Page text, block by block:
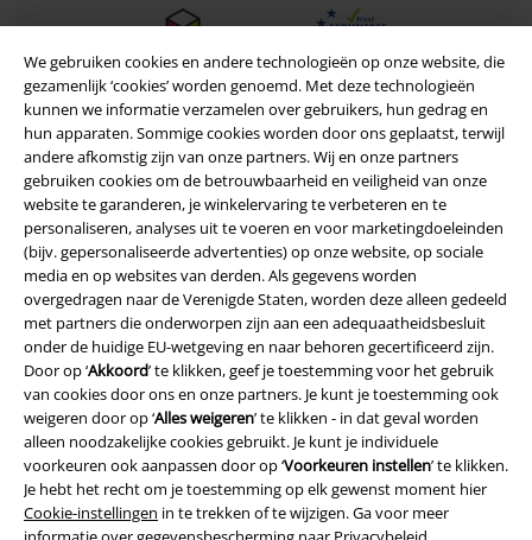
We gebruiken cookies en andere technologieën op onze website, die
gezamenlijk ‘cookies’ worden genoemd. Met deze technologieën
kunnen we informatie verzamelen over gebruikers, hun gedrag en
hun apparaten. Sommige cookies worden door ons geplaatst, terwijl
andere afkomstig zijn van onze partners. Wij en onze partners
gebruiken cookies om de betrouwbaarheid en veiligheid van onze
website te garanderen, je winkelervaring te verbeteren en te
personaliseren, analyses uit te voeren en voor marketingdoeleinden
(bijv. gepersonaliseerde advertenties) op onze website, op sociale
media en op websites van derden. Als gegevens worden
overgedragen naar de Verenigde Staten, worden deze alleen gedeeld
met partners die onderworpen zijn aan een adequaatheidsbesluit
onder de huidige EU-wetgeving en naar behoren gecertificeerd zijn.
Door op ‘Akkoord’ te klikken, geef je toestemming voor het gebruik
van cookies door ons en onze partners. Je kunt je toestemming ook
weigeren door op ‘Alles weigeren’ te klikken - in dat geval worden
alleen noodzakelijke cookies gebruikt. Je kunt je individuele
voorkeuren ook aanpassen door op ‘Voorkeuren instellen’ te klikken.
Je hebt het recht om je toestemming op elk gewenst moment hier
Cookie-instellingen in te trekken of te wijzigen. Ga voor meer
Legal
Algemene Voorwaarden
Bedrijfsgegevens
Privacyverklaring
Verklaring van conformiteit